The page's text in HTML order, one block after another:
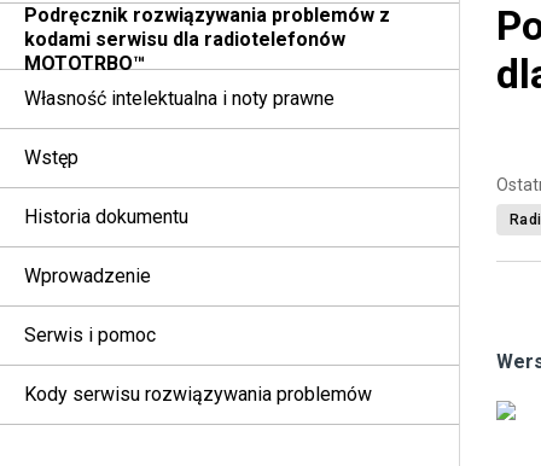
Podręcznik rozwiązywania problemów z
kodami serwisu dla radiotelefonów
MOTOTRBO™
Własność intelektualna i noty prawne
Wstęp
Historia dokumentu
Wprowadzenie
Serwis i pomoc
Kody serwisu rozwiązywania problemów